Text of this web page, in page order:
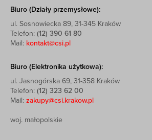
Biuro (Działy przemysłowe):
ul. Sosnowiecka 89, 31-345 Kraków
Telefon: (12) 390 61 80
Mail: kontakt@csi.pl
Biuro (Elektronika użytkowa):
ul. Jasnogórska 69, 31-358 Kraków
Telefon: (12) 323 62 00
Mail: zakupy@csi.krakow.pl
woj. małopolskie